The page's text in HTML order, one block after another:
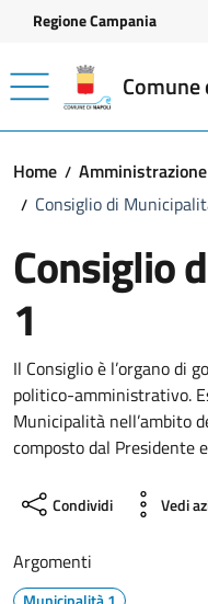
Vai ai contenuti
Vai al footer
Regione Campania
Home Amministrazione
Consiglio di
Consiglio
1
Il Consiglio è l’organo di
politico-amministrativo.
Municipalità nell’ambito
composto dal Presidente
Condividi Vedi
Argomenti